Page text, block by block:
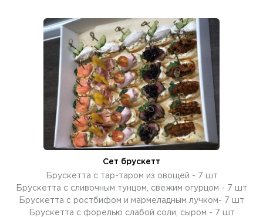
Сет брускетт
Брускетта с тар-таром из овощей - 7 шт
Брускетта с сливочным тунцом, свежим огурцом - 7 шт
Брускетта с ростбифом и мармеладным лучком- 7 шт
Брускетта с форелью слабой соли, сыром - 7 шт